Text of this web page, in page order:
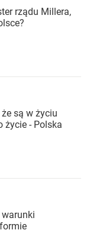
rządu Millera,
są w życiu
życie - Polska